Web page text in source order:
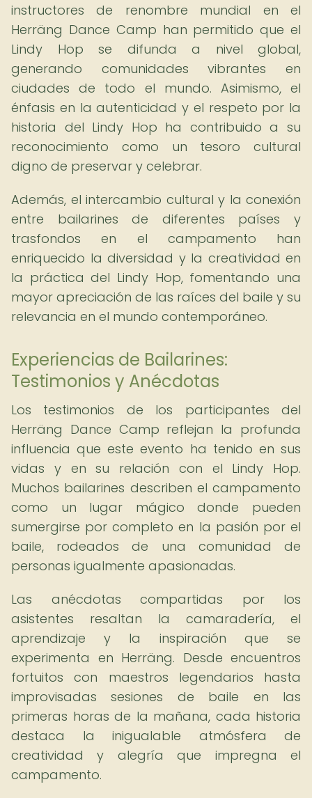
instructores de renombre mundial en el
Herräng Dance Camp han permitido que el
Lindy Hop se difunda a nivel global,
generando comunidades vibrantes en
ciudades de todo el mundo. Asimismo, el
énfasis en la autenticidad y el respeto por la
historia del Lindy Hop ha contribuido a su
reconocimiento como un tesoro cultural
digno de preservar y celebrar.
Además, el intercambio cultural y la conexión
entre bailarines de diferentes países y
trasfondos en el campamento han
enriquecido la diversidad y la creatividad en
la práctica del Lindy Hop, fomentando una
mayor apreciación de las raíces del baile y su
relevancia en el mundo contemporáneo.
Experiencias de Bailarines:
Testimonios y Anécdotas
Los testimonios de los participantes del
Herräng Dance Camp reflejan la profunda
influencia que este evento ha tenido en sus
vidas y en su relación con el Lindy Hop.
Muchos bailarines describen el campamento
como un lugar mágico donde pueden
sumergirse por completo en la pasión por el
baile, rodeados de una comunidad de
personas igualmente apasionadas.
Las anécdotas compartidas por los
asistentes resaltan la camaradería, el
aprendizaje y la inspiración que se
experimenta en Herräng. Desde encuentros
fortuitos con maestros legendarios hasta
improvisadas sesiones de baile en las
primeras horas de la mañana, cada historia
destaca la inigualable atmósfera de
creatividad y alegría que impregna el
campamento.